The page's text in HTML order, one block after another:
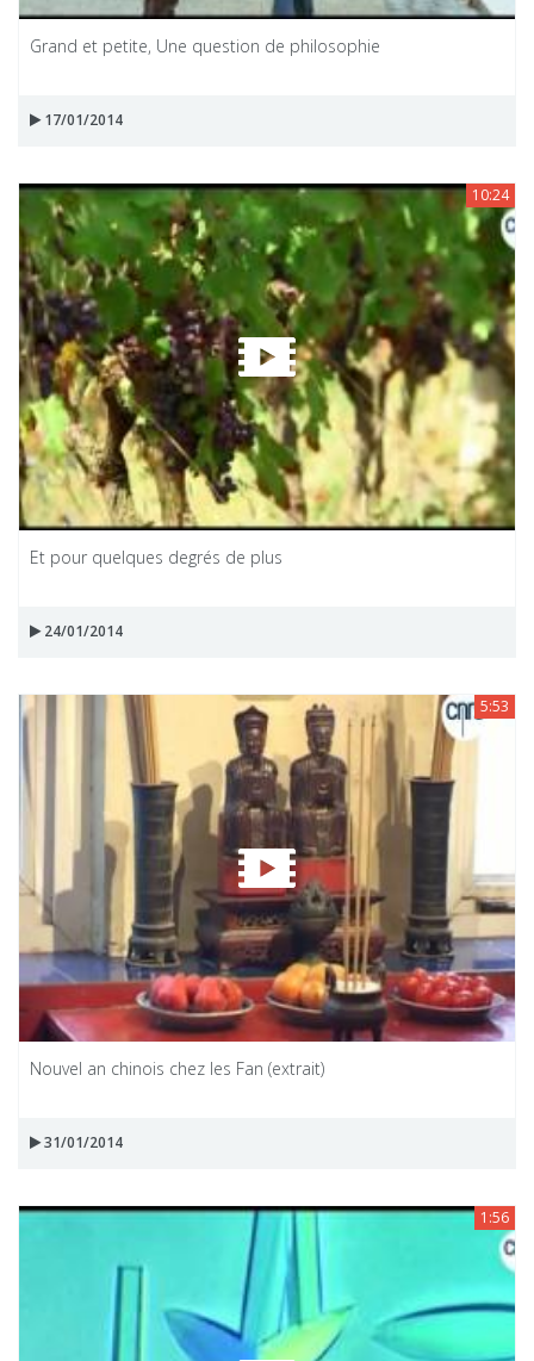
Grand et petite, Une question de philosophie
17/01/2014
10:24
Et pour quelques degrés de plus
24/01/2014
5:53
Nouvel an chinois chez les Fan (extrait)
31/01/2014
1:56